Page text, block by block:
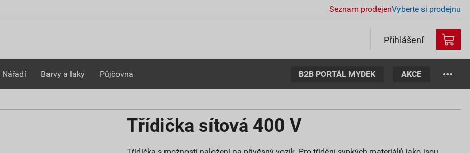
Seznam prodejenVyberte si prodejnu
Přihlášení
Nářadí Barvy a laky Půjčovna B2B PORTÁL MYDEK AKCE
Třídička sítová 400 V